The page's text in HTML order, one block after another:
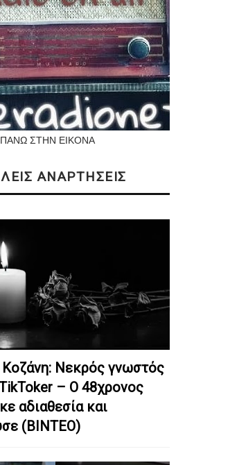
ΣΤΗΝ ΕΙΚΟΝΑ
ΑΝΑΡΤΗΣΕΙΣ
Nεκρός γνωστός
– Ο 48χρονος
αδιαθεσία και
(ΒΙΝΤΕΟ)